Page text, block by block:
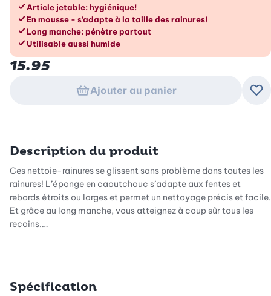
Les avantages en un coup d’œil
Article jetable: hygiénique!
En mousse - s’adapte à la taille des rainures!
Long manche: pénètre partout
Utilisable aussi humide
15.95
Ajouter au panier
Description du produit
Ces nettoie-rainures se glissent sans problème dans toutes les
rainures! L’éponge en caoutchouc s’adapte aux fentes et
rebords étroits ou larges et permet un nettoyage précis et facile.
Et grâce au long manche, vous atteignez à coup sûr tous les
recoins.
Spécification